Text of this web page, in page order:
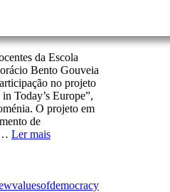
da Escola
Bento Gouveia
no projeto
Today’s Europe”,
O projeto em
de
… Ler mais